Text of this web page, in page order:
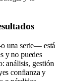
una serie— está
y no puedes
análisis, gestión
confianza y